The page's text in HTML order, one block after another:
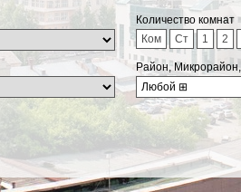
Количество комнат
Ком
Ст 1 2
Район,
Любой ⊞